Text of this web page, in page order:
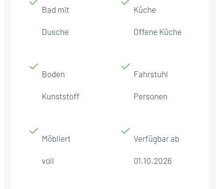
Bad mit
Dusche
Küche
Offene Küche
Boden
Kunststoff
Fahrstuhl
Personen
Möbliert
voll
Verfügbar ab
01.10.2026